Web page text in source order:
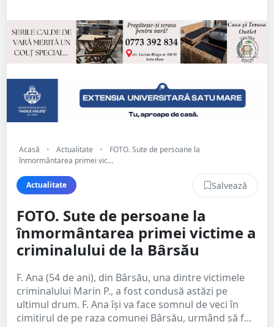
Acasă • Actualitate •
FOTO. Sute de persoane la
înmormântarea primei vic...
Actualitate Salvează
FOTO. Sute de persoane la
înmormântarea primei victime a
criminalului de la Bârsău
F. Ana (54 de ani), din Bârsău, una dintre victimele
criminalului Marin P., a fost condusă astăzi pe
ultimul drum. F. Ana își va face somnul de veci în
cimitirul de pe raza comunei Bârsău, urmând să f...